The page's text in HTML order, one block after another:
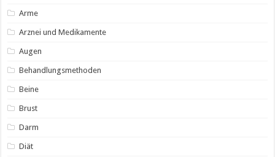
Arme
Arznei und Medikamente
Augen
Behandlungsmethoden
Beine
Brust
Darm
Diät